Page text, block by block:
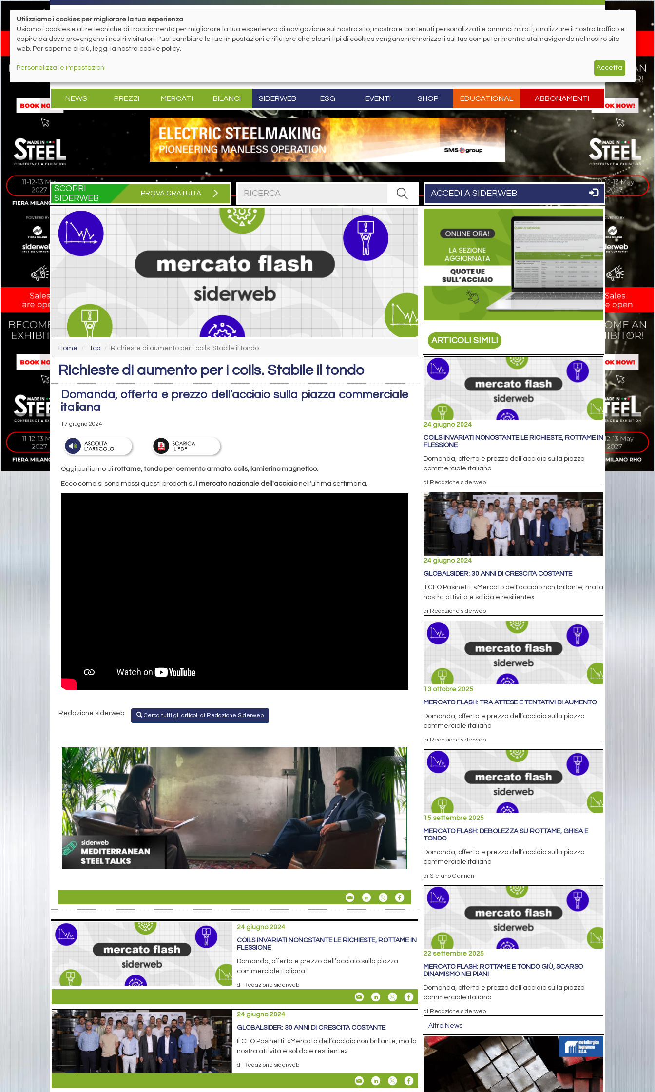
NEWS PREZZI MERCATI BILANCI SIDERWEB ESG EVENTI SHOP EDUCATIONAL ABBONAMENTI
SCOPRI
SIDERWEB
PROVA GRATUITA ACCEDI A SIDERWEB
Home Top Richieste di aumento per i coils. Stabile il tondo
Richieste di aumento per i coils. Stabile il tondo
Domanda, offerta e prezzo dell’acciaio sulla piazza commerciale
italiana
17 giugno 2024
Oggi parliamo di rottame, tondo per cemento armato, coils, lamierino magnetico.
Ecco come si sono mossi questi prodotti sul mercato nazionale dell'acciaionell'ultima settimana.
Redazione siderweb Cerca tutti gli articoli di Redazione Siderweb
24 giugno 2024
COILS INVARIATI NONOSTANTE LE RICHIESTE, ROTTAME IN
FLESSIONE
Domanda, offerta e prezzo dell’acciaio sulla piazza
commerciale italiana
di Redazione siderweb
24 giugno 2024
GLOBALSIDER: 30 ANNI DI CRESCITA COSTANTE
Il CEO Pasinetti: «Mercato dell’acciaio non brillante, ma la
nostra attività è solida e resiliente»
di Redazione siderweb
ARTICOLI SIMILI
24 giugno 2024
COILS INVARIATI NONOSTANTE LE RICHIESTE, ROTTAME IN
FLESSIONE
Domanda, offerta e prezzo dell’acciaio sulla piazza
commerciale italiana
di Redazione siderweb
24 giugno 2024
GLOBALSIDER: 30 ANNI DI CRESCITA COSTANTE
Il CEO Pasinetti: «Mercato dell’acciaio non brillante, ma la
nostra attività è solida e resiliente»
di Redazione siderweb
13 ottobre 2025
MERCATO FLASH: TRA ATTESE E TENTATIVI DI AUMENTO
Domanda, offerta e prezzo dell’acciaio sulla piazza
commerciale italiana
di Redazione siderweb
15 settembre 2025
MERCATO FLASH: DEBOLEZZA SU ROTTAME, GHISA E
TONDO
Domanda, offerta e prezzo dell’acciaio sulla piazza
commerciale italiana
di Stefano Gennari
22 settembre 2025
MERCATO FLASH: ROTTAME E TONDO GIÙ, SCARSO
DINAMISMO NEI PIANI
Domanda, offerta e prezzo dell’acciaio sulla piazza
commerciale italiana
di Redazione siderweb
Altre News
Utilizziamo i cookies per migliorare la tua esperienza
Usiamo i cookies e altre tecniche di tracciamento per migliorare la tua esperienza di navigazione sul nostro sito, mostrare contenuti personalizzati e annunci mirati, analizzare il nostro traffico e
capire da dove provengono i nostri visitatori. Puoi cambiare le tue impostazioni e rifiutare che alcuni tipi di cookies vengano memorizzati sul tuo computer mentre stai navigando nel nostro sito
web. Per saperne di più, leggi la nostra cookie policy.
Personalizza le impostazioni Accetta